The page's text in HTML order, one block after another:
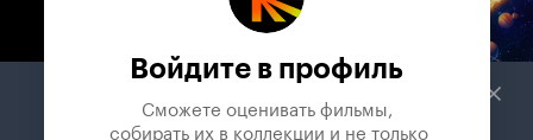
Служба поддержки
Войдите в профиль
Сможете оценивать фильмы,
собирать их в коллекции и не только